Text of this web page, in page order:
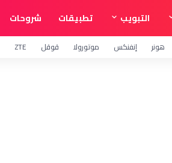
التبويب تطبيقات شروحات
هونر إنفنكس موتورولا قوقل ZTE